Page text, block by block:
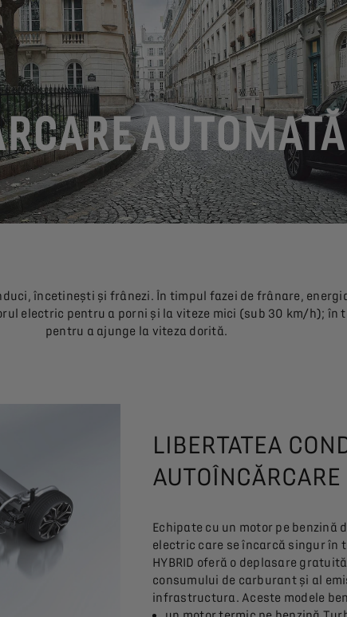
AUTOMATĂ
încetinești și frânezi. În timpul fazei de frânare,
electric pentru a porni și la viteze mici (sub 30 km/h);
pentru a ajunge la viteza dorită.
LIBERTATEA
AUTOÎNCĂRCARE
Echipate cu un motor pe benzină
electric care se încarcă singur în
HYBRID oferă o deplasare
consumului de carburant și al
infrastructura. Aceste modele